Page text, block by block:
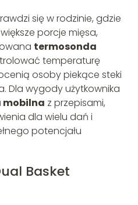
się w rodzinie, gdzie
porcje mięsa,
termosonda
temperaturę
osoby piekące steki
Dla wygody użytkownika
z przepisami,
dla wielu dań i
potencjału
Basket